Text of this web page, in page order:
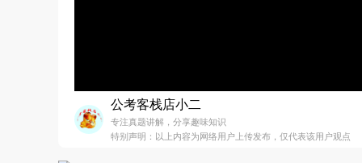
公考客栈店小二
专注真题讲解，分享趣味知识
特别声明：以上内容为网络用户上传发布，仅代表该用户观点